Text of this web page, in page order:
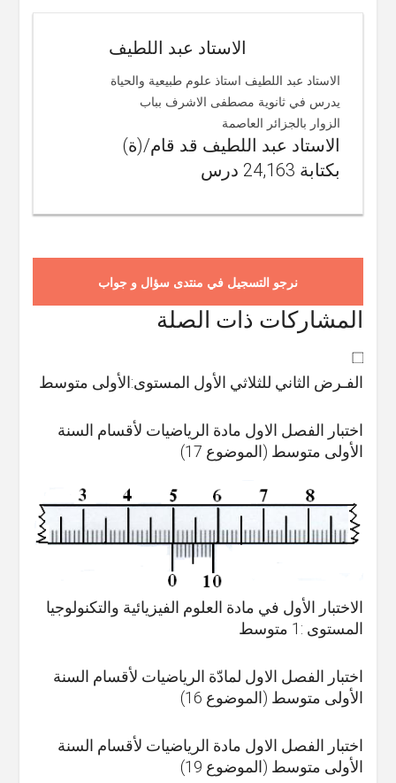
الاستاد عبد اللطيف
الاستاد عبد اللطيف استاذ علوم طبيعية والحياة
يدرس في ثانوية مصطفى الاشرف بباب
الزوار بالجزائر العاصمة
الاستاد عبد اللطيف قد قام/(ة)
بكتابة 24,163 درس
نرجو التسجيل في منتدى سؤال و جواب
المشاركات ذات الصلة
الفـرض الثاني للثلاثي الأول المستوى:الأولى متوسط
اختبار الفصل الاول مادة الرياضيات لأقسام السنة
الأولى متوسط (الموضوع 17)
الاختبار الأول في مادة العلوم الفيزيائية والتكنولوجيا
المستوى :1 متوسط
اختبار الفصل الاول لمادّة الرياضيات لأقسام السنة
الأولى متوسط (الموضوع 16)
اختبار الفصل الاول مادة الرياضيات لأقسام السنة
الأولى متوسط (الموضوع 19)